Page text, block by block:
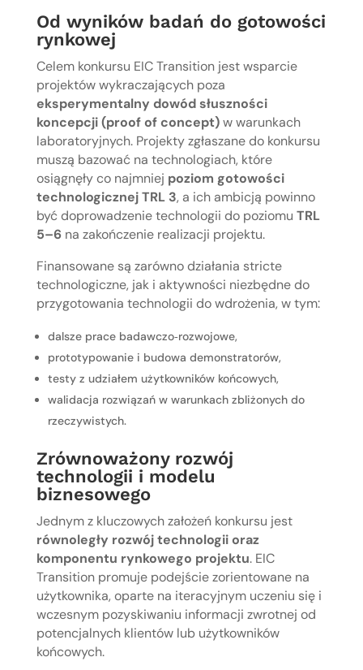
Od wyników badań do gotowości
rynkowej
Celem konkursu EIC Transition jest wsparcie
projektów wykraczających poza
eksperymentalny dowód słuszności
koncepcji (proof of concept)w warunkach
laboratoryjnych. Projekty zgłaszane do konkursu
muszą bazować na technologiach, które
osiągnęły co najmniej poziom gotowości
technologicznej TRL 3, a ich ambicją powinno
być doprowadzenie technologii do poziomu TRL
5–6na zakończenie realizacji projektu.
Finansowane są zarówno działania stricte
technologiczne, jak i aktywności niezbędne do
przygotowania technologii do wdrożenia, w tym:
dalsze prace badawczo‑rozwojowe,
prototypowanie i budowa demonstratorów,
testy z udziałem użytkowników końcowych,
walidacja rozwiązań w warunkach zbliżonych do
rzeczywistych.
Zrównoważony rozwój
technologii i modelu
biznesowego
Jednym z kluczowych założeń konkursu jest
równoległy rozwój technologii oraz
komponentu rynkowego projektu. EIC
Transition promuje podejście zorientowane na
użytkownika, oparte na iteracyjnym uczeniu się i
wczesnym pozyskiwaniu informacji zwrotnej od
potencjalnych klientów lub użytkowników
końcowych.